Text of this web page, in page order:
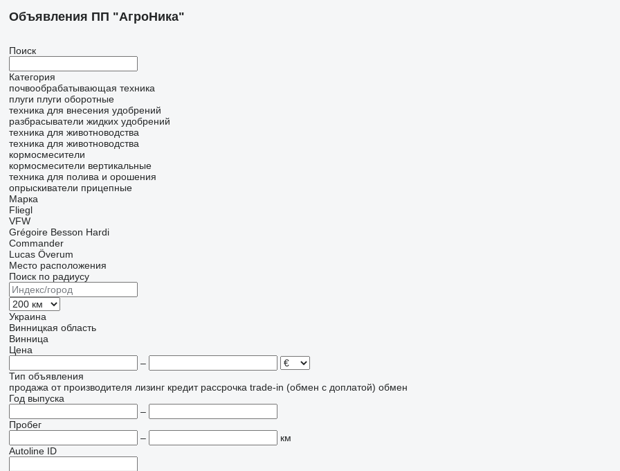
Объявления ПП "АгроНика"
Поиск
Категория
почвообрабатывающая техника
плуги плуги оборотные
техника для внесения удобрений
разбрасыватели жидких удобрений
техника для животноводства
техника для животноводства
кормосмесители
кормосмесители вертикальные
техника для полива и орошения
опрыскиватели прицепные
Марка
Fliegl
VFW
Grégoire Besson Hardi
Commander
Lucas Överum
Место расположения
Поиск по радиусу
Украина
Винницкая область
Винница
Цена
–
Тип объявления
продажа от производителя лизинг кредит рассрочка trade-in (обмен с доплатой) обмен
Год выпуска
–
Пробег
–
км
Autoline ID